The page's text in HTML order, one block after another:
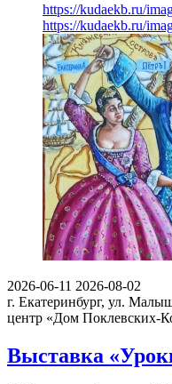
https://kudaekb.ru/
https://kudaekb.ru/
2026-06-11 2026-08-02
г. Екатеринбург, ул.
центр «Дом Поклевских-
Выставка